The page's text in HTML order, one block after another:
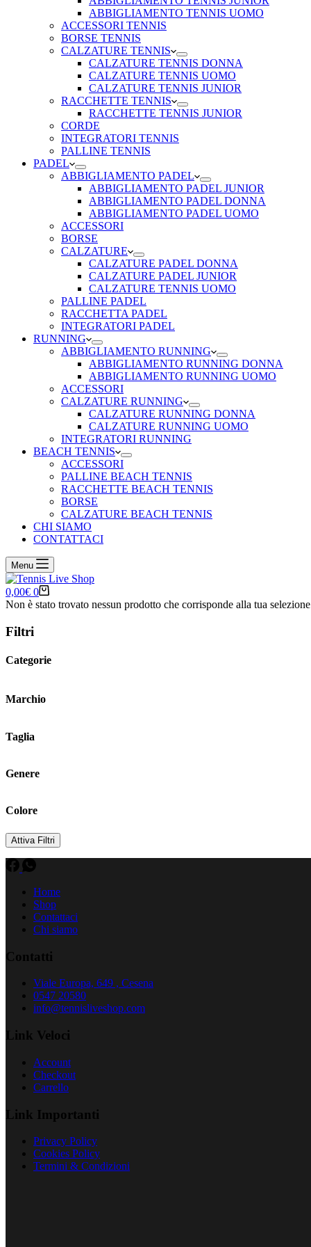
ABBIGLIAMENTO TENNIS UOMO
ACCESSORI TENNIS
BORSE TENNIS
CALZATURE TENNIS
CALZATURE TENNIS DONNA
CALZATURE TENNIS UOMO
CALZATURE TENNIS JUNIOR
RACCHETTE TENNIS
RACCHETTE TENNIS JUNIOR
CORDE
INTEGRATORI TENNIS
PALLINE TENNIS
PADEL
ABBIGLIAMENTO PADEL
ABBIGLIAMENTO PADEL JUNIOR
ABBIGLIAMENTO PADEL DONNA
ABBIGLIAMENTO PADEL UOMO
ACCESSORI
BORSE
CALZATURE
CALZATURE PADEL DONNA
CALZATURE PADEL JUNIOR
CALZATURE TENNIS UOMO
PALLINE PADEL
RACCHETTA PADEL
INTEGRATORI PADEL
RUNNING
ABBIGLIAMENTO RUNNING
ABBIGLIAMENTO RUNNING DONNA
ABBIGLIAMENTO RUNNING UOMO
ACCESSORI
CALZATURE RUNNING
CALZATURE RUNNING DONNA
CALZATURE RUNNING UOMO
INTEGRATORI RUNNING
BEACH TENNIS
ACCESSORI
PALLINE BEACH TENNIS
RACCHETTE BEACH TENNIS
BORSE
CALZATURE BEACH TENNIS
CHI SIAMO
CONTATTACI
Menu
Carrello
0,00€ 0
Non è stato trovato nessun prodotto che corrisponde alla tua
Filtri
Categorie
Marchio
Taglia
Genere
Colore
Attiva Filtri
Home
Shop
Contattaci
Chi siamo
Contatti
Viale Europa, 649 , Cesena
0547 20580
info@tennisliveshop.com
Link Veloci
Account
Checkout
Carrello
Link Importanti
Privacy Policy
Cookies Policy
Termini & Condizioni